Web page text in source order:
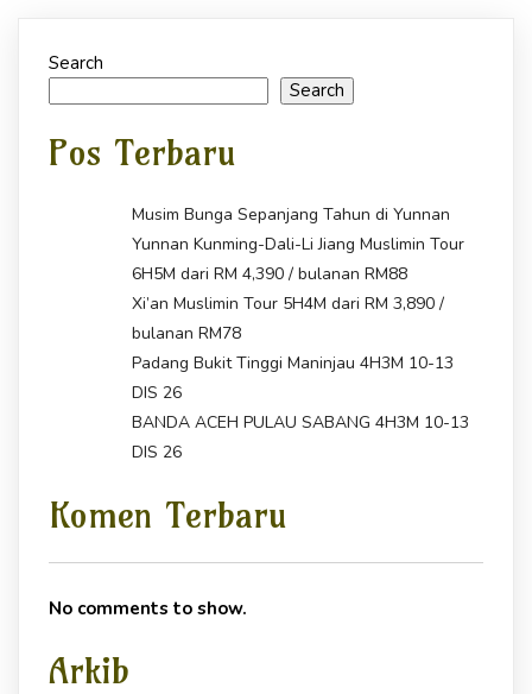
Search
Search
Pos Terbaru
Musim Bunga Sepanjang Tahun di Yunnan
Yunnan Kunming-Dali-Li Jiang Muslimin Tour
6H5M dari RM 4,390 / bulanan RM88
Xi’an Muslimin Tour 5H4M dari RM 3,890 /
bulanan RM78
Padang Bukit Tinggi Maninjau 4H3M 10-13
DIS 26
BANDA ACEH PULAU SABANG 4H3M 10-13
DIS 26
Komen Terbaru
No comments to show.
Arkib